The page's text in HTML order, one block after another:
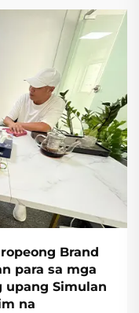
Brand
para sa mga
upang Simulan
na